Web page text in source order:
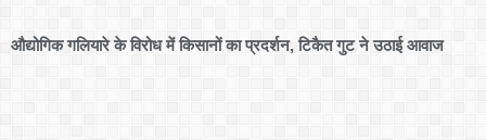
औद्योगिक गलियारे के विरोध में किसानों का प्रदर्शन, टिकैत गुट ने उठाई आवाज